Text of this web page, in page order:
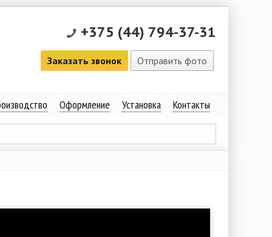
+375 (44) 794-37-31
Заказать звонок Отправить фото
Оформление Установка Контакты